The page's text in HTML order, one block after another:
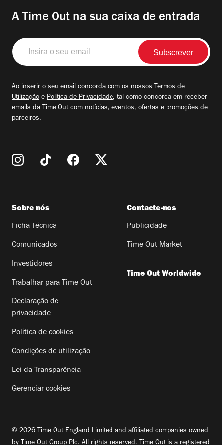
A Time Out na sua caixa de entrada
Insira
o
seu
Ao inserir o seu email concorda com os nossos Termos de
Utilização e Política de Privacidade, tal como concorda em receber
emails da Time Out com notícias, eventos, ofertas e promoções de
parceiros.
Sobre nós
Ficha Técnica
Comunicados
Investidores
Trabalhar para Time Out
Declaração de
privacidade
Política de cookies
Condições de utilização
Lei da Transparência
Gerenciar cookies
Contacte-nos
Publicidade
Time Out Market
Time Out Worldwide
© 2026 Time Out England Limited and affiliated companies owned
by Time Out Group Plc. All rights reserved. Time Out is a registered